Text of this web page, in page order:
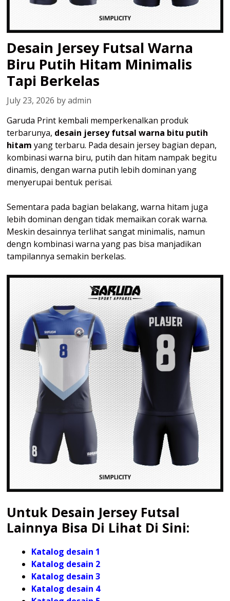
Desain Jersey Futsal Warna
Biru Putih Hitam Minimalis
Tapi Berkelas
July 23, 2026 byadmin
Garuda Print kembali memperkenalkan produk
terbarunya, desain jersey futsal warna bitu putih
hitam yang terbaru. Pada desain jersey bagian depan,
kombinasi warna biru, putih dan hitam nampak begitu
dinamis, dengan warna putih lebih dominan yang
menyerupai bentuk perisai.
Sementara pada bagian belakang, warna hitam juga
lebih dominan dengan tidak memaikan corak warna.
Meskin desainnya terlihat sangat minimalis, namun
dengn kombinasi warna yang pas bisa manjadikan
tampilannya semakin berkelas.
Untuk Desain Jersey Futsal
Lainnya Bisa Di Lihat Di Sini:
Katalog desain 1
Katalog desain 2
Katalog desain 3
Katalog desain 4